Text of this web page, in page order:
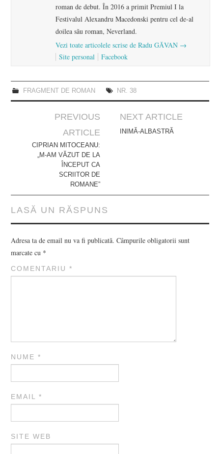
roman de debut. În 2016 a primit Premiul I la
Festivalul Alexandru Macedonski pentru cel de-al
doilea său roman, Neverland.
Vezi toate articolele scrise de Radu GĂVAN →
Site personal
Facebook
FRAGMENT DE ROMAN NR. 38
navigation
PREVIOUS
ARTICLE
CIPRIAN MITOCEANU:
„M-AM VĂZUT DE LA
ÎNCEPUT CA
SCRIITOR DE
ROMANE”
NEXT ARTICLE
INIMĂ-ALBASTRĂ
LASĂ UN RĂSPUNS
Adresa ta de email nu va fi publicată. Câmpurile obligatorii sunt
marcate cu *
COMENTARIU*
NUME*
EMAIL*
SITE WEB